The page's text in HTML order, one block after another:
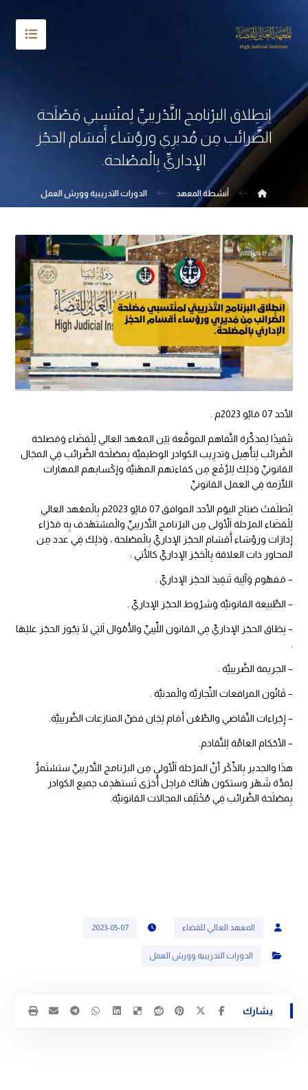
اِنطِلاق البرْنامج التَّدْريبيِّ لِمنْتسبي مَصْلَحة
الضَّرائب مِن مُديرِي ورؤسَاء أَقسَام الحجْز
الإداريِّ بِالْمصْلحة.
أنشطة المعهد الدورات التدريبية وورش العمل
الأحد 07 مَايُو 2023م .
تنْفيذًا لِمذكِّرة التَّفاهم الموقَّعة بَيْن المعْهد العالي لِلْقضَاء وَمَصلحَة
الضَّرائب لِتأْهِيل وَتدرِيب الكوادر الوظيفيَّة بِمصْلَحة الضَّرائب فِي المجَال
القانونيِّ وَذلِك لِلرَّفْع مِن كفاءتهم المهْنيَّة وإكْسابهم المهارات
اللَّازمة فِي العمل القانونيِّ
اِنْطلَقتْ صَبَاح اليوْم الأحد الموافق 07 مَايُو 2023م بِالْمعْهد العالي
لِلْقضَاء المرْحلة اَلأُولى مِن البرْنامج التَّدْريبيِّ والْمسْتهْدف بِه مَدْرَاء
إِدارَات ورؤسَاء أَقسَام الحجْز الإداريِّ بِالْمصْلحة ، وَذلِك فِي عدد مِن
المحاور ذات العلاقة بِالْحَجْز الإداريِّ كالْآتي :
– مَفهُوم وَآلِية تَنفِيذ الحجْز الإداريِّ .
– الطَّبيعة القانونيَّة وَشرُوط الحجْز الإداريِّ .
– نِطَاق الحجْز الإداريِّ فِي القانون اللِّيبيِّ والْأمْوال اَلتِي لََا يَجُوز الحجْز عليْهَا
– الجريمة الضَّريبيَّة .
– قَانُون المرافعات التِّجاريَّة والْمدنيَّة .
– إِجْراءات التَّقاضي والطَّعْن أَمَام لِجَان فضِّ المنازعات الضَّريبيَّة.
– الأحْكام العامَّة لِلتَّقادم.
هذَا والجدير بِالذِّكْر أنَّ المرْحلة اَلأُولى مِن البرْنامج التَّدْريبيِّ ستسْتَمرُّ
لِمدَّة شَهْر وستكون هُنَاك مَراحِل أُخرَى تَستهْدِف جميع الكوادر
بِمصْلَحة الضَّرائب فِي مُخْتَلِف المجالات القانونيَّة.
المعهد العالي للقضاء 2023-05-07
الدورات التدريبية وورش العمل